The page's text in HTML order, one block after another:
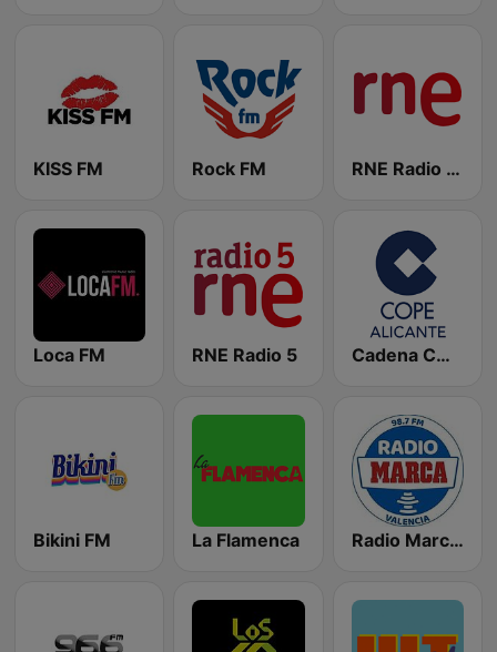
KISS FM Rock FM RNE Radio Nacional
Loca FM RNE Radio 5 Cadena COPE Alicante
Bikini FM La Flamenca Radio Marca Valencia